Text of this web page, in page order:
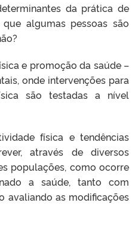
da prática de
algumas pessoas são
e promoção da saúde –
onde intervenções para
são testadas a nível
física e tendências
através de diversos
populações, como ocorre
a saúde, tanto com
avaliando as modificações